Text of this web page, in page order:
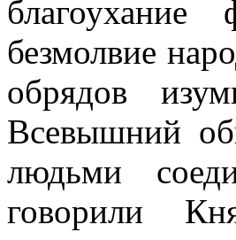
безмолвие
обрядов
Всевышний
людьми
говорили